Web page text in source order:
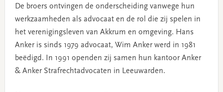
De broers ontvingen de onderscheiding vanwege hun
werkzaamheden als advocaat en de rol die zij spelen in
het verenigingsleven van Akkrum en omgeving. Hans
Anker is sinds 1979 advocaat, Wim Anker werd in 1981
beëdigd. In 1991 openden zij samen hun kantoor Anker
& Anker Strafrechtadvocaten in Leeuwarden.